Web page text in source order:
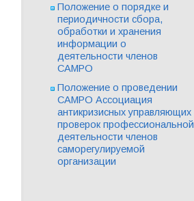
Положение о порядке и
периодичности сбора,
обработки и хранения
информации о
деятельности членов
САМРО
Положение о проведении
САМРО Ассоциация
антикризисных управляющих
проверок профессиональной
деятельности членов
саморегулируемой
организации